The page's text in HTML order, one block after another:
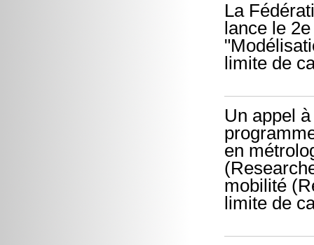
La
lance le
limite de
Un appel
en
mobilité
limite de